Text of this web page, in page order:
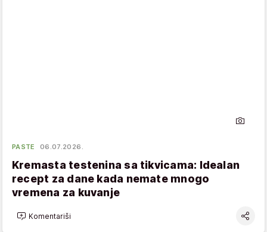
PASTE 06.07.2026.
Kremasta testenina sa tikvicama: Idealan
recept za dane kada nemate mnogo
vremena za kuvanje
Komentariši